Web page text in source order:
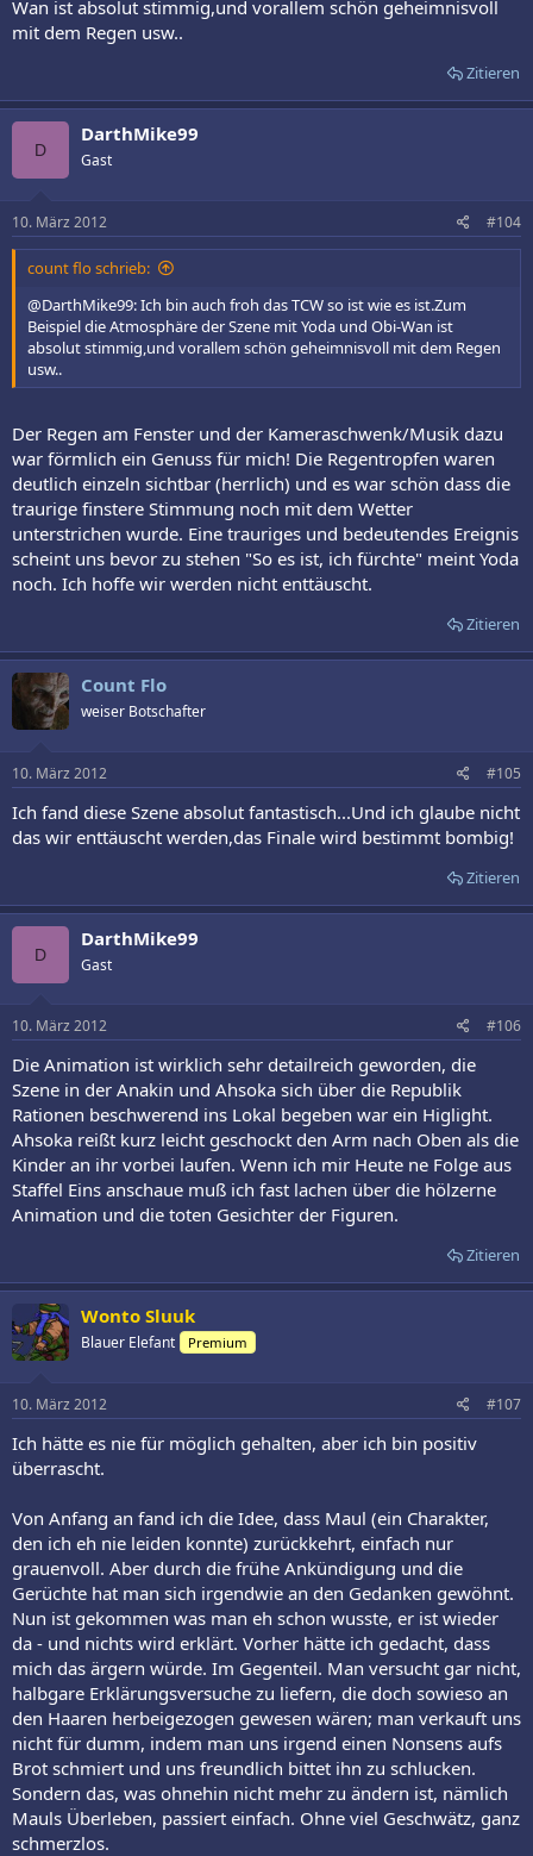
Wan ist absolut stimmig,und vorallem schön geheimnisvoll
mit dem Regen usw..
Zitieren
D
DarthMike99
Gast
10. März 2012 #104
count flo schrieb:
@DarthMike99: Ich bin auch froh das TCW so ist wie es ist.Zum
Beispiel die Atmosphäre der Szene mit Yoda und Obi-Wan ist
absolut stimmig,und vorallem schön geheimnisvoll mit dem Regen
usw..
Der Regen am Fenster und der Kameraschwenk/Musik dazu
war förmlich ein Genuss für mich! Die Regentropfen waren
deutlich einzeln sichtbar (herrlich) und es war schön dass die
traurige finstere Stimmung noch mit dem Wetter
unterstrichen wurde. Eine trauriges und bedeutendes Ereignis
scheint uns bevor zu stehen "So es ist, ich fürchte" meint Yoda
noch. Ich hoffe wir werden nicht enttäuscht.
Zitieren
Count Flo
weiser Botschafter
10. März 2012 #105
Ich fand diese Szene absolut fantastisch...Und ich glaube nicht
das wir enttäuscht werden,das Finale wird bestimmt bombig!
Zitieren
D
DarthMike99
Gast
10. März 2012 #106
Die Animation ist wirklich sehr detailreich geworden, die
Szene in der Anakin und Ahsoka sich über die Republik
Rationen beschwerend ins Lokal begeben war ein Higlight.
Ahsoka reißt kurz leicht geschockt den Arm nach Oben als die
Kinder an ihr vorbei laufen. Wenn ich mir Heute ne Folge aus
Staffel Eins anschaue muß ich fast lachen über die hölzerne
Animation und die toten Gesichter der Figuren.
Zitieren
Wonto Sluuk
Blauer Elefant Premium
10. März 2012 #107
Ich hätte es nie für möglich gehalten, aber ich bin positiv
überrascht.
Von Anfang an fand ich die Idee, dass Maul (ein Charakter,
den ich eh nie leiden konnte) zurückkehrt, einfach nur
grauenvoll. Aber durch die frühe Ankündigung und die
Gerüchte hat man sich irgendwie an den Gedanken gewöhnt.
Nun ist gekommen was man eh schon wusste, er ist wieder
da - und nichts wird erklärt. Vorher hätte ich gedacht, dass
mich das ärgern würde. Im Gegenteil. Man versucht gar nicht,
halbgare Erklärungsversuche zu liefern, die doch sowieso an
den Haaren herbeigezogen gewesen wären; man verkauft uns
nicht für dumm, indem man uns irgend einen Nonsens aufs
Brot schmiert und uns freundlich bittet ihn zu schlucken.
Sondern das, was ohnehin nicht mehr zu ändern ist, nämlich
Mauls Überleben, passiert einfach. Ohne viel Geschwätz, ganz
schmerzlos.